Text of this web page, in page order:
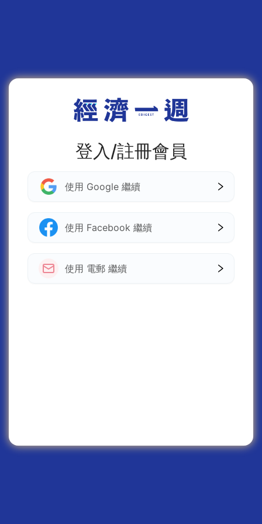
登入/註冊會員
使用 Google 繼續
使用 Facebook 繼續
使用 電郵 繼續